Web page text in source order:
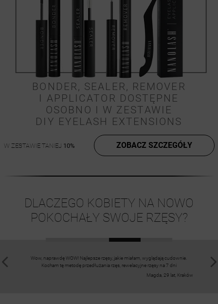
BONDER, SEALER, REMOVER
I APPLICATOR DOSTĘPNE
OSOBNO I W ZESTAWIE
DIY EYELASH EXTENSIONS
W ZESTAWIE TANIEJ 10% ZOBACZ SZCZEGÓŁY
DLACZEGO KOBIETY NA NOWO
POKOCHAŁY SWOJE RZĘSY?
jest
Wow, naprawdę WOW! Najlepsze rzęsy, jakie miałam, wyglądają cudownie.
Kocham tę metodę przedłużania rzęs, rewelacyjne rzęsy na 7 dni
Magda, 29 lat, Kraków
Już za